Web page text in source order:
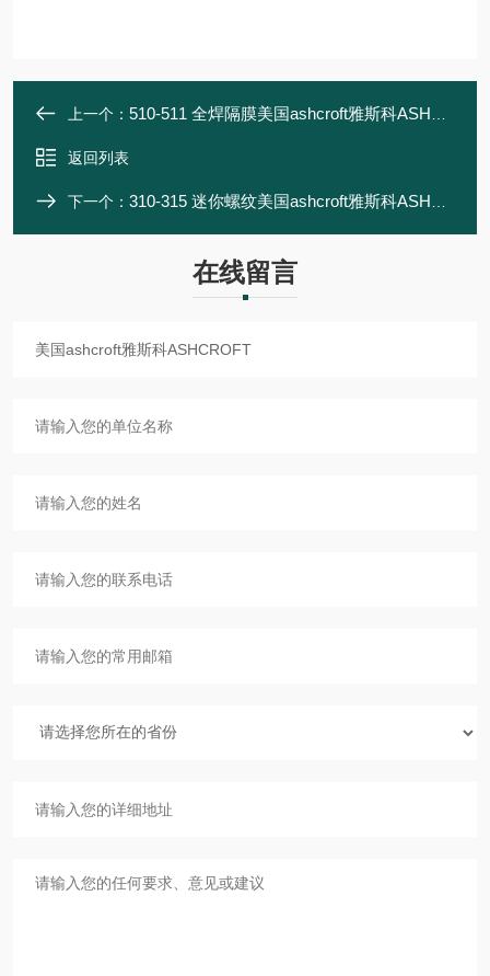
上一个： 510-511 全焊隔膜美国ashcroft雅斯科ASHCROFT
返回列表
下一个： 310-315 迷你螺纹美国ashcroft雅斯科ASHCROFT
在线留言